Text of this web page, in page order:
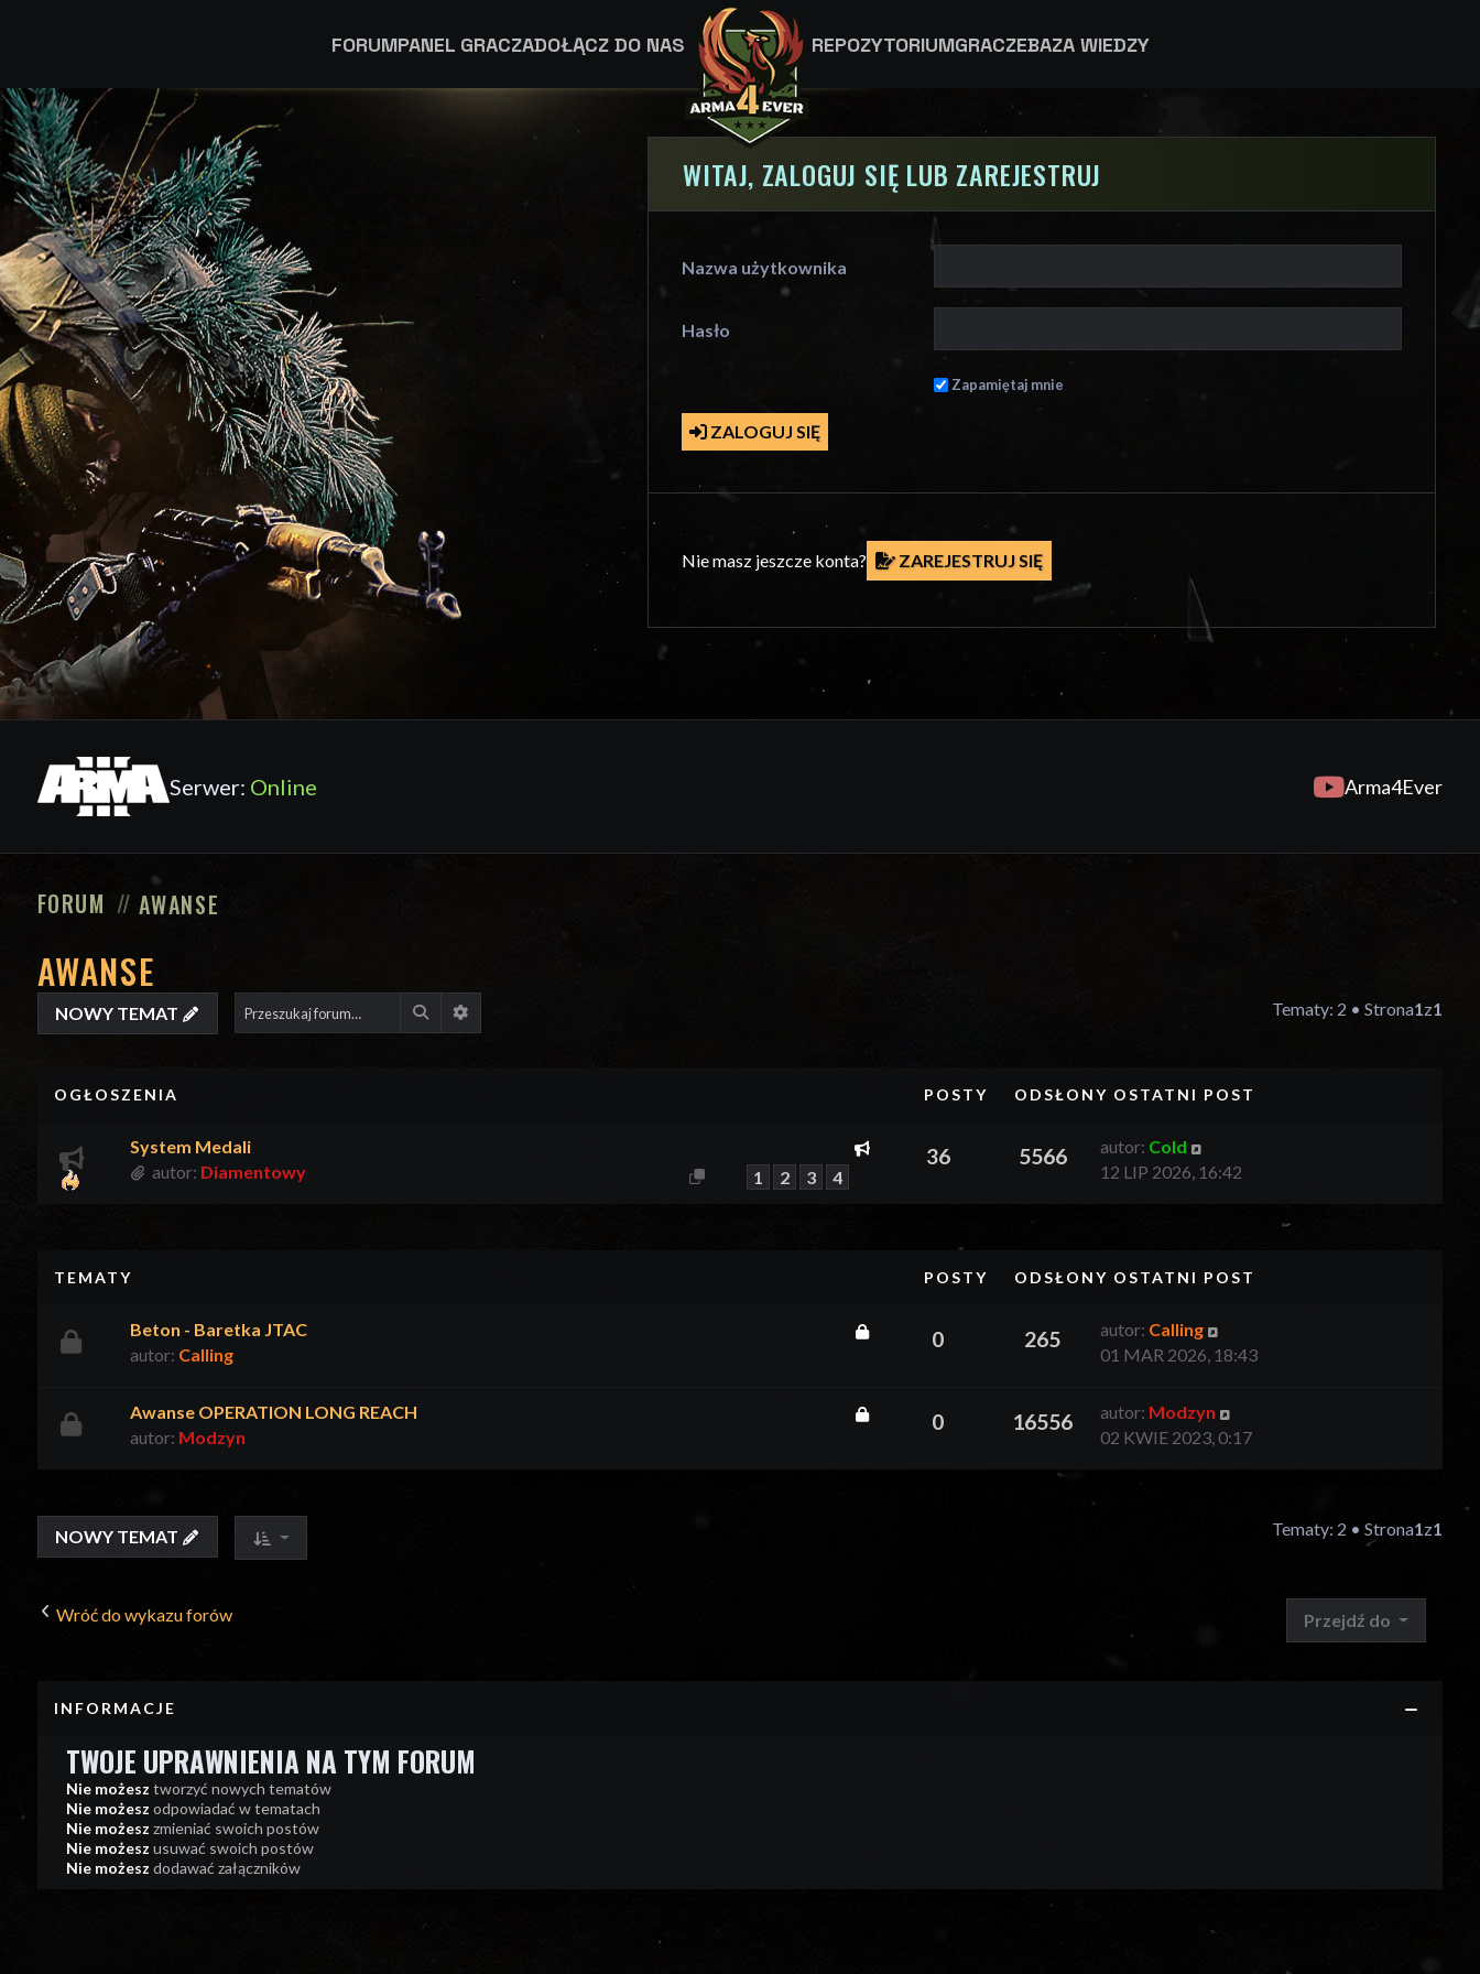
FORUMPANEL GRACZADOŁĄCZ DO NAS REPOZYTORIUMGRACZEBAZA WIEDZY
WITAJ, ZALOGUJ SIĘ LUB ZAREJESTRUJ
Nazwa użytkownika
Hasło
Zapamiętaj mnie
ZALOGUJ SIĘ
Nie masz jeszcze konta? ZAREJESTRUJ SIĘ
Serwer: Online Arma4Ever
FORUM AWANSE
AWANSE
NOWY TEMAT Szukaj Tematy: 2 • Strona1z1
OGŁOSZENIA POSTY ODSŁONY OSTATNI POST
System Medali
autor: Diamentowy 1 2 3 4
36 5566 autor: Cold
12 LIP 2026, 16:42
TEMATY POSTY ODSŁONY OSTATNI POST
Beton - Baretka JTAC
autor: Calling
0 265 autor: Calling
01 MAR 2026, 18:43
Awanse OPERATION LONG REACH
autor: Modzyn
0 16556 autor: Modzyn
02 KWIE 2023, 0:17
NOWY TEMAT Tematy: 2 • Strona1z1
Wróć do wykazu forów Przejdź do
INFORMACJE
TWOJE UPRAWNIENIA NA TYM FORUM
Nie możesz tworzyć nowych tematów
Nie możesz odpowiadać w tematach
Nie możesz zmieniać swoich postów
Nie możesz usuwać swoich postów
Nie możesz dodawać załączników